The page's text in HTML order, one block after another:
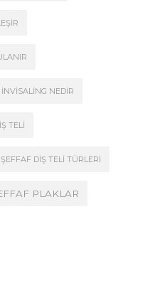
İNVISALING NEDIR
TELI
ŞEFFAF DIŞ TELI TÜRLERI
PLAKLAR